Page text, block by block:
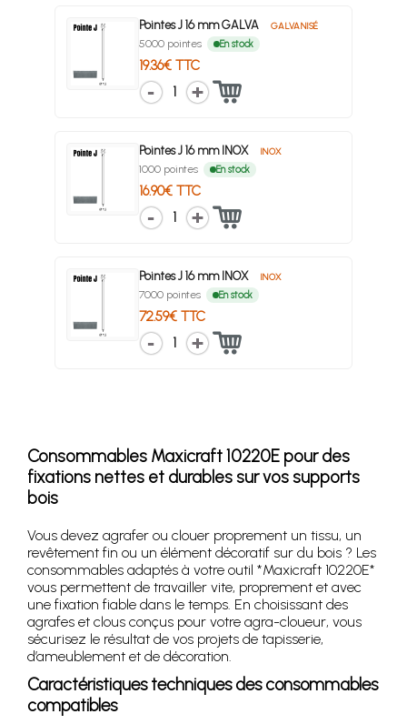
Pointes J 16 mm GALVA GALVANISÉ
5000 pointes En stock
19.36€ TTC
1
Pointes J 16 mm INOX INOX
1000 pointes En stock
16.90€ TTC
1
Pointes J 16 mm INOX INOX
7000 pointes En stock
72.59€ TTC
1
Consommables Maxicraft 10220E pour des
fixations nettes et durables sur vos supports
bois
Vous devez agrafer ou clouer proprement un tissu, un
revêtement fin ou un élément décoratif sur du bois ? Les
consommables adaptés à votre outil *Maxicraft 10220E*
vous permettent de travailler vite, proprement et avec
une fixation fiable dans le temps. En choisissant des
agrafes et clous conçus pour votre agra-cloueur, vous
sécurisez le résultat de vos projets de tapisserie,
d’ameublement et de décoration.
Caractéristiques techniques des consommables
compatibles